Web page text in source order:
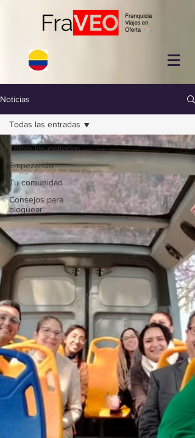
Noticias
Todas las entradas
Empezando
Tu comunidad
Consejos para
bloguear
Todas las entradas